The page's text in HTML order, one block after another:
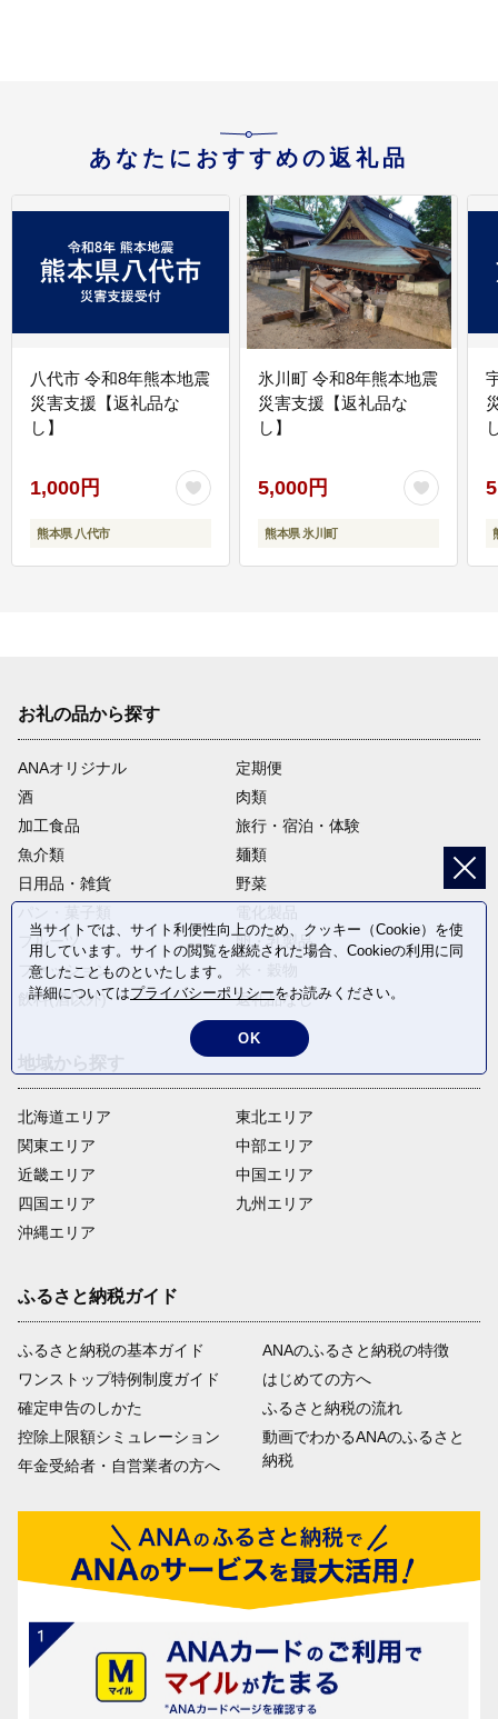
あなたにおすすめの返礼品
八代市 令和8年熊本地震
災害支援【返礼品な
し】
1,000円
熊本県 八代市
氷川町 令和8年熊本地震
災害支援【返礼品な
し】
5,000円
熊本県 氷川町
お礼の品から探す
ANAオリジナル
定期便
酒
肉類
加工食品
旅行・宿泊・体験
魚介類
麺類
日用品・雑貨
野菜
フルーツ
卵・乳製品
ファッション
飲料(酒以外)
返礼品なし
北海道エリア
関東エリア
近畿エリア
四国エリア
沖縄エリア
東北エリア
中部エリア
中国エリア
九州エリア
ふるさと納税ガイド
ふるさと納税の基本ガイド
ワンストップ特例制度ガイド
確定申告のしかた
控除上限額シミュレーション
年金受給者・自営業者の方へ
ANAのふるさと納税の特徴
はじめての方へ
ふるさと納税の流れ
動画でわかるANAのふるさと
納税
当サイトでは、サイト利便性向上のため、クッキー（Cookie）を使
用しています。サイトの閲覧を継続された場合、Cookieの利用に同
意したことものといたします。
詳細についてはプライバシーポリシーをお読みください。
OK